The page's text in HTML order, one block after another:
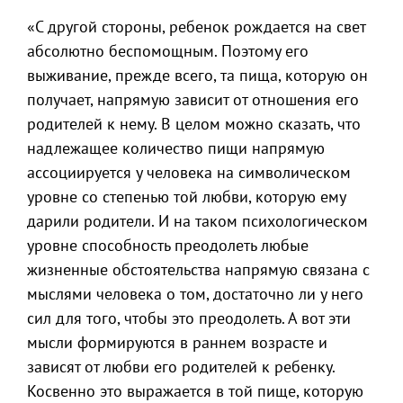
«С другой стороны, ребенок рождается на свет
абсолютно беспомощным. Поэтому его
выживание, прежде всего, та пища, которую он
получает, напрямую зависит от отношения его
родителей к нему. В целом можно сказать, что
надлежащее количество пищи напрямую
ассоциируется у человека на символическом
уровне со степенью той любви, которую ему
дарили родители. И на таком психологическом
уровне способность преодолеть любые
жизненные обстоятельства напрямую связана с
мыслями человека о том, достаточно ли у него
сил для того, чтобы это преодолеть. А вот эти
мысли формируются в раннем возрасте и
зависят от любви его родителей к ребенку.
Косвенно это выражается в той пище, которую